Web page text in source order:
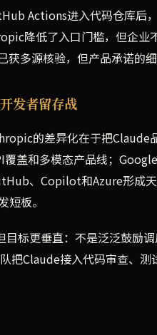
Actions进入代码仓库后
降低了入口门槛，但企
获多源核验，但产品承诺的
发者留存战
的差异化在于把
盖和多模态产品线；
、Copilot和Azure形成
板。
标更垂直：不是泛泛鼓励
把Claude接入代码审查、